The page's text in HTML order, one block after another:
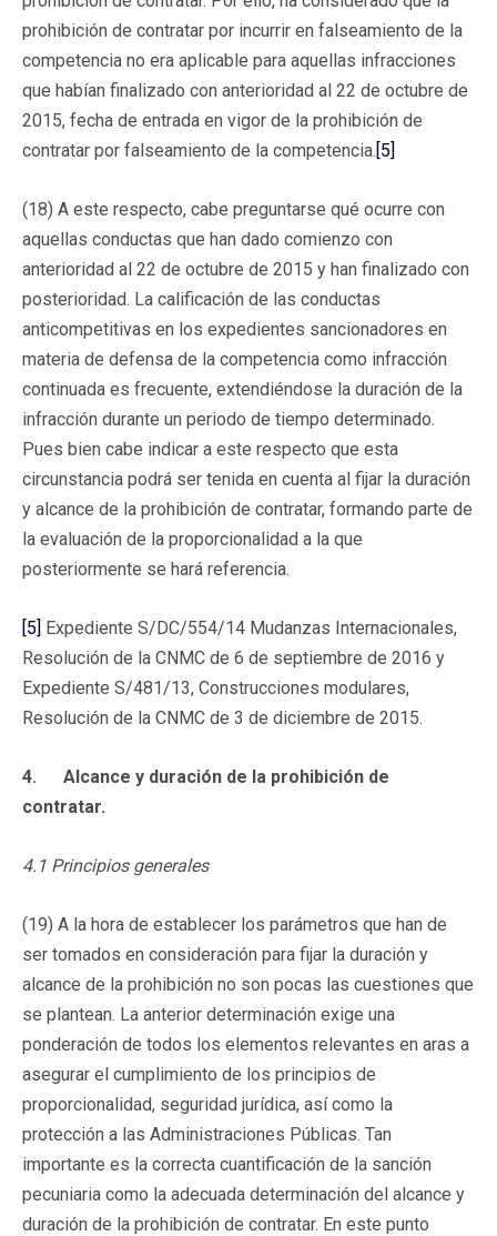
prohibición de contratar por incurrir en falseamiento de la
competencia no era aplicable para aquellas infracciones
que habían finalizado con anterioridad al 22 de octubre de
2015, fecha de entrada en vigor de la prohibición de
contratar por falseamiento de la competencia.[5]
(18) A este respecto, cabe preguntarse qué ocurre con
aquellas conductas que han dado comienzo con
anterioridad al 22 de octubre de 2015 y han finalizado con
posterioridad. La calificación de las conductas
anticompetitivas en los expedientes sancionadores en
materia de defensa de la competencia como infracción
continuada es frecuente, extendiéndose la duración de la
infracción durante un periodo de tiempo determinado.
Pues bien cabe indicar a este respecto que esta
circunstancia podrá ser tenida en cuenta al fijar la duración
y alcance de la prohibición de contratar, formando parte de
la evaluación de la proporcionalidad a la que
posteriormente se hará referencia.
[5] Expediente S/DC/554/14 Mudanzas Internacionales,
Resolución de la CNMC de 6 de septiembre de 2016 y
Expediente S/481/13, Construcciones modulares,
Resolución de la CNMC de 3 de diciembre de 2015.
4. Alcance y duración de la prohibición de
contratar.
4.1 Principios generales
(19) A la hora de establecer los parámetros que han de
ser tomados en consideración para fijar la duración y
alcance de la prohibición no son pocas las cuestiones que
se plantean. La anterior determinación exige una
ponderación de todos los elementos relevantes en aras a
asegurar el cumplimiento de los principios de
proporcionalidad, seguridad jurídica, así como la
protección a las Administraciones Públicas. Tan
importante es la correcta cuantificación de la sanción
pecuniaria como la adecuada determinación del alcance y
duración de la prohibición de contratar. En este punto